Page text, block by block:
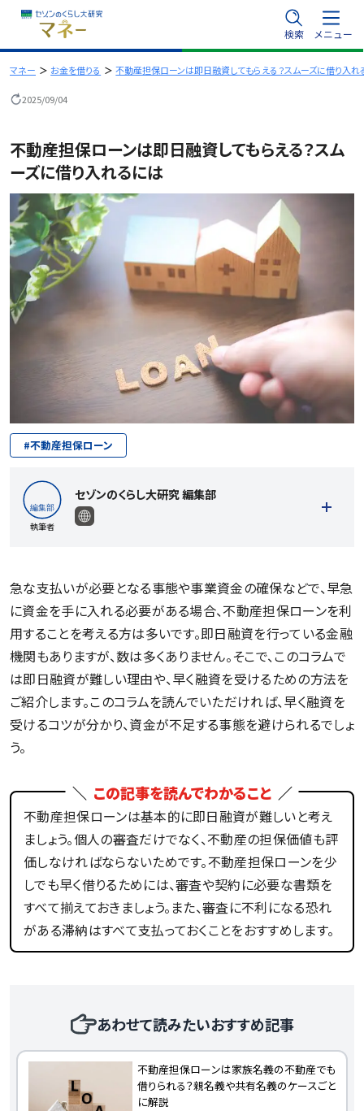
容
を
プ
検索 メニュー
マネー お金を借りる 不動産担保ローンは即日融資してもらえる？スムーズに借り入れ
2025/09/04
不動産担保ローンは即日融資してもらえる？スム
ーズに借り入れるには
#不動産担保ローン
執筆者
セゾンのくらし大研究 編集部
記事一覧を見る
急な支払いが必要となる事態や事業資金の確保などで、早急
に資金を手に入れる必要がある場合、不動産担保ローンを利
用することを考える方は多いです。即日融資を行っている金融
機関もありますが、数は多くありません。そこで、このコラムで
は即日融資が難しい理由や、早く融資を受けるための方法を
ご紹介します。このコラムを読んでいただければ、早く融資を
受けるコツが分かり、資金が不足する事態を避けられるでしょ
う。
この記事を読んでわかること
不動産担保ローンは基本的に即日融資が難しいと考え
ましょう。個人の審査だけでなく、不動産の担保価値も評
価しなければならないためです。不動産担保ローンを少
しでも早く借りるためには、審査や契約に必要な書類を
すべて揃えておきましょう。また、審査に不利になる恐れ
がある滞納はすべて支払っておくことをおすすめします。
あわせて読みたいおすすめ記事
不動産担保ローンは家族名義の不動産でも
借りられる？親名義や共有名義のケースごと
に解説